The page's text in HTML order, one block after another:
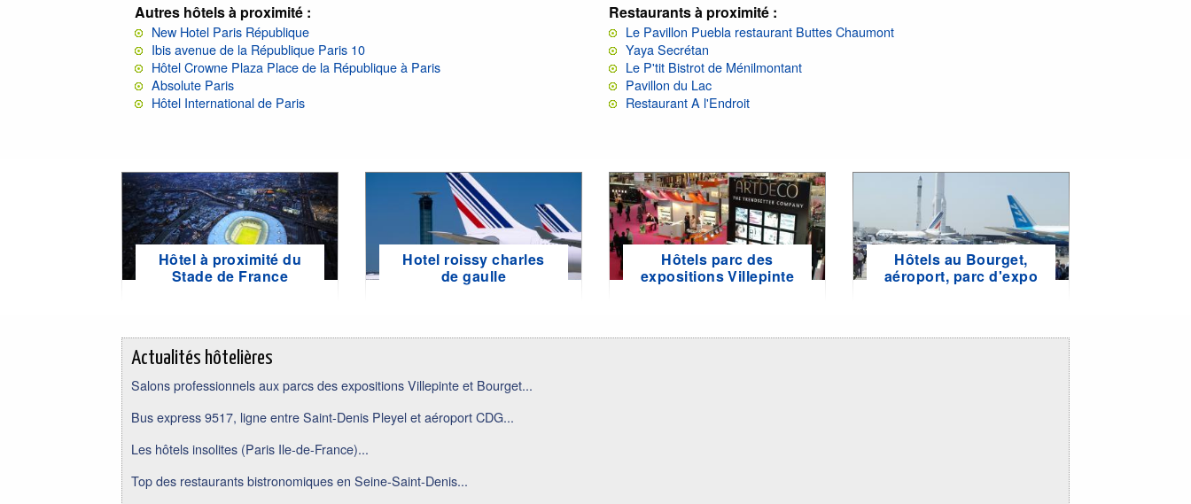
Autres hôtels à proximité :
New Hotel Paris République
Ibis avenue de la République Paris 10
Hôtel Crowne Plaza Place de la République à Paris
Absolute Paris
Hôtel International de Paris
Restaurants à proximité :
Le Pavillon Puebla restaurant Buttes Chaumont
Yaya Secrétan
Le P'tit Bistrot de Ménilmontant
Pavillon du Lac
Restaurant A l'Endroit
Hôtel à proximité du
Stade de France
Hotel roissy charles
de gaulle
Hôtels parc des
expositions Villepinte
Hôtels au Bourget,
aéroport, parc d'expo
Actualités hôtelières
Salons professionnels aux parcs des expositions Villepinte et Bourget...
Bus express 9517, ligne entre Saint-Denis Pleyel et aéroport CDG...
Les hôtels insolites (Paris Ile-de-France)...
Top des restaurants bistronomiques en Seine-Saint-Denis...